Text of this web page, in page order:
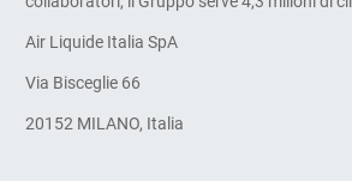
Air Liquide Italia SpA
Via Bisceglie 66
20152 MILANO, Italia